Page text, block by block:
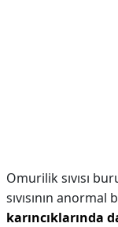
Omurilik sıvısı
sıvısının
karıncıklarında